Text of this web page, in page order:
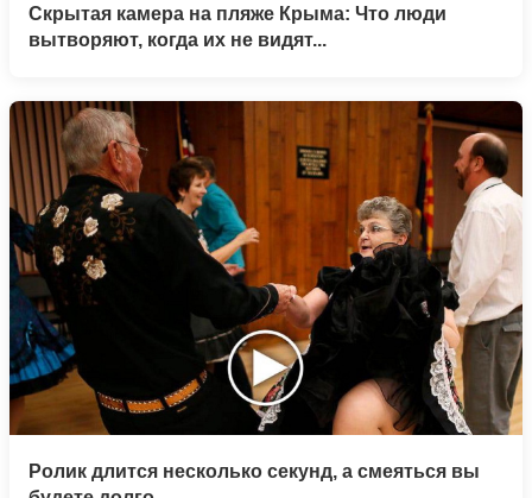
Скрытая камера на пляже Крыма: Что люди
вытворяют, когда их не видят...
Ролик длится несколько секунд, а смеяться вы